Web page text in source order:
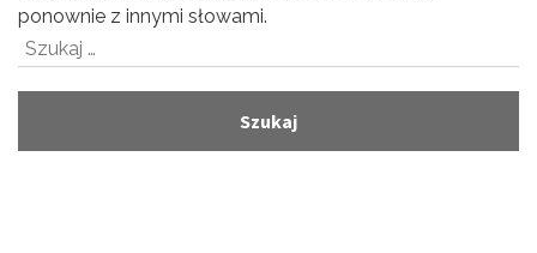
ponownie z innymi słowami.
Szukaj: